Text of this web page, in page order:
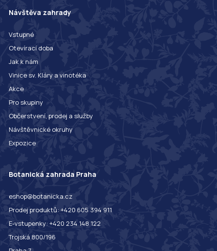
Návštěva zahrady
Vstupné
Otevírací doba
Jak k nám
Vinice sv. Kláry a vinotéka
Akce
Pro skupiny
Občerstvení, prodej a služby
Návštěvnické okruhy
Expozice
Botanická zahrada Praha
eshop@botanicka.cz
Prodej produktů: +420 605 394 911
E-vstupenky: +420 234 148 122
Trojská 800/196